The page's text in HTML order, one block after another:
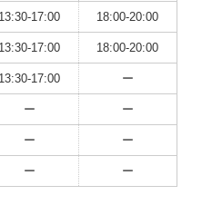
13:30-17:00 18:00-20:00
13:30-17:00 18:00-20:00
13:30-17:00 ー
ー ー
ー ー
ー ー